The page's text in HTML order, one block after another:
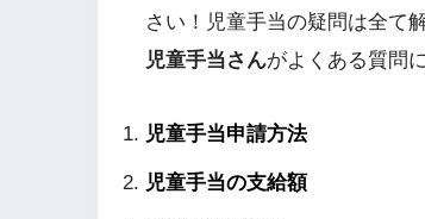
さい！児童手当の疑問は全て
児童手当さんがよくある質問
児童手当申請方法
児童手当の支給額